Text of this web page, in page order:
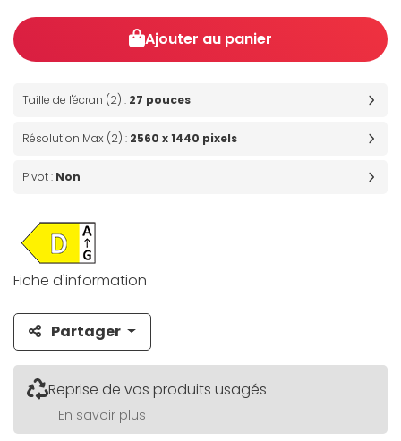
Ajouter au panier
Taille de l'écran (2) : 27 pouces
Résolution Max (2) : 2560 x 1440 pixels
Pivot : Non
Fiche d'information
Partager
Reprise de vos produits usagés
En savoir plus